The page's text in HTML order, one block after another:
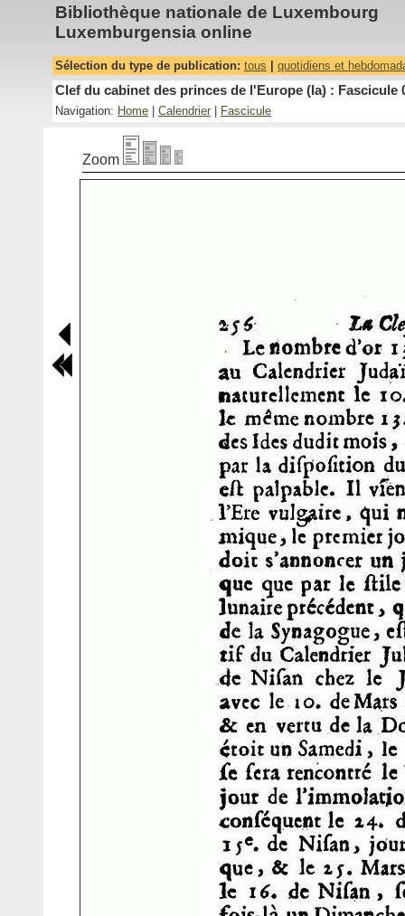
Bibliothèque nationale de Luxembourg
Luxemburgensia online
Sélection du type de publication: tous quotidiens et
Clef du cabinet des princes de l'Europe (la) : Fascicule
Navigation: Home Calendrier Fascicule
Zoom